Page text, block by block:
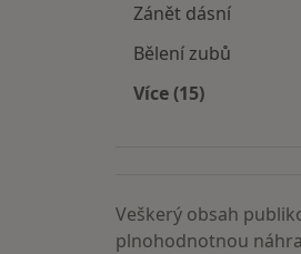
Zánět dásní
Bělení zubů
Více (15)
Veškerý obsah
plnohodnotnou